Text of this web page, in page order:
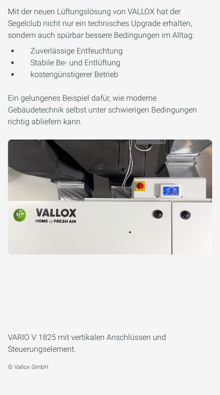
Mit der neuen Lüftungslösung von VALLOX hat der
Segelclub nicht nur ein technisches Upgrade erhalten,
sondern auch spürbar bessere Bedingungen im Alltag:
Zuverlässige Entfeuchtung
Stabile Be- und Entlüftung
kostengünstigerer Betrieb
Ein gelungenes Beispiel dafür, wie moderne
Gebäudetechnik selbst unter schwierigen Bedingungen
richtig abliefern kann.
VARIO V 1825 mit vertikalen Anschlüssen und
Steuerungselement.
© Vallox GmbH